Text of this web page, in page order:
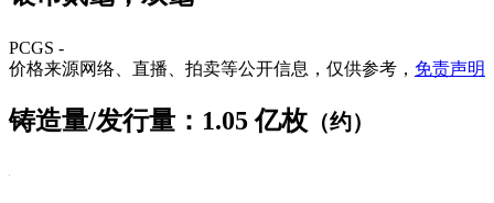
PCGS -
价格来源网络、直播、拍卖等公开信息，仅供参考， 免责声明
铸造量/发行量：1.05 亿枚 （约）